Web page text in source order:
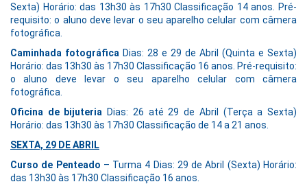
Sexta) Horário: das 13h30 às 17h30 Classificação 14 anos. Pré-
requisito: o aluno deve levar o seu aparelho celular com câmera
fotográfica.
Caminhada fotográfica Dias: 28 e 29 de Abril (Quinta e Sexta)
Horário: das 13h30 às 17h30 Classificação 16 anos. Pré-requisito:
o aluno deve levar o seu aparelho celular com câmera
fotográfica.
Oficina de bijuteria Dias: 26 até 29 de Abril (Terça a Sexta)
Horário: das 13h30 às 17h30 Classificação de 14 a 21 anos.
SEXTA, 29 DE ABRIL
Curso de Penteado – Turma 4 Dias: 29 de Abril (Sexta) Horário:
das 13h30 às 17h30 Classificação 16 anos.